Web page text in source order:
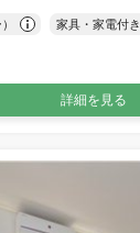
家具・家電付き
詳細を見る